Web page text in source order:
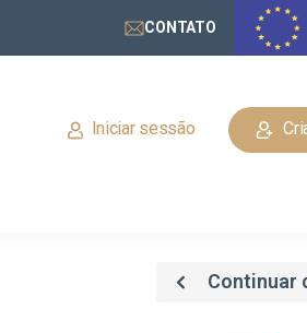
CONTATO
Iniciar sessão
Continuar